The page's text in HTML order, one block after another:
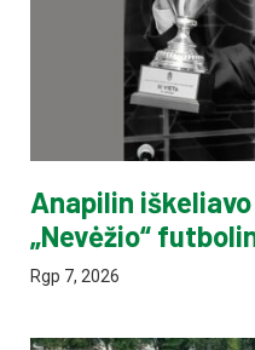
Anapilin
„Nevėžio“
Rgp 7, 2026